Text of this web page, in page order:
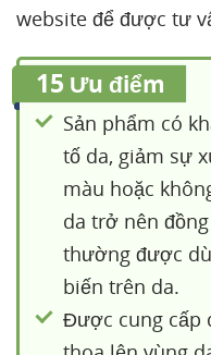
website để được tư
15 Ưu điểm
Sản phẩm có
tố da, giảm sự
màu hoặc
da trở nên
thường được
biến trên da.
Được cung cấp